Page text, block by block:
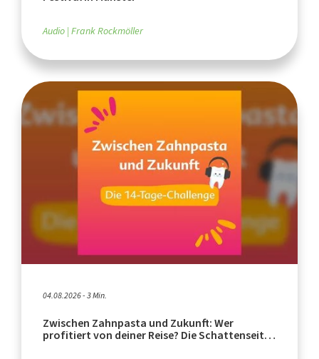
Audio Frank Rockmöller
04.08.2026 - 3 Min.
Zwischen Zahnpasta und Zukunft: Wer
profitiert von deiner Reise? Die Schattenseiten